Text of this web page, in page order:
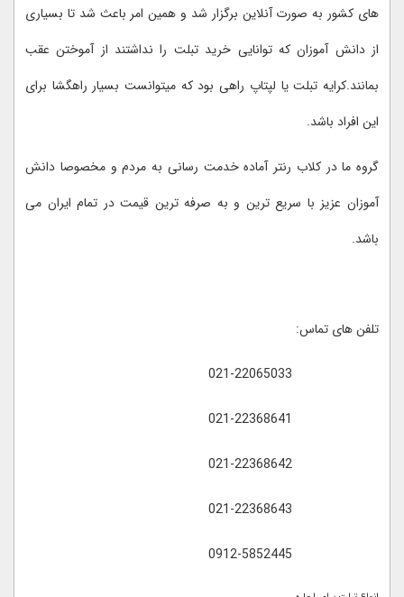
های کشور به صورت آنلاین برگزار شد و همین امر باعث شد تا بسیاری
از دانش آموزان که توانایی خرید تبلت را نداشتند از آموختن عقب
بمانند.کرایه تبلت یا لپتاپ راهی بود که میتوانست بسیار راهگشا برای
این افراد باشد.
گروه ما در کلاب رنتر آماده خدمت رسانی به مردم و مخصوصا دانش
آموزان عزیز با سریع ترین و به صرفه ترین قیمت در تمام ایران می
باشد.
تلفن های تماس: